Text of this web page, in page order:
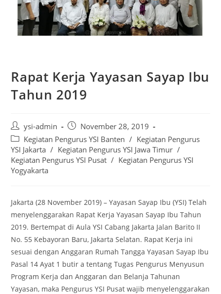
Rapat Kerja Yayasan Sayap Ibu
Tahun 2019
ysi-admin
November 28, 2019
Kegiatan Pengurus YSI Banten / Kegiatan Pengurus
YSI Jakarta / Kegiatan Pengurus YSI Jawa Timur /
Kegiatan Pengurus YSI Pusat / Kegiatan Pengurus YSI
Yogyakarta
Jakarta (28 November 2019) – Yayasan Sayap Ibu (YSI) Telah
menyelenggarakan Rapat Kerja Yayasan Sayap Ibu Tahun
2019. Bertempat di Aula YSI Cabang Jakarta Jalan Barito II
No. 55 Kebayoran Baru, Jakarta Selatan. Rapat Kerja ini
sesuai dengan Anggaran Rumah Tangga Yayasan Sayap Ibu
Pasal 14 Ayat 1 butir a tentang Tugas Pengurus Menyusun
Program Kerja dan Anggaran dan Belanja Tahunan
Yayasan, maka Pengurus YSI Pusat wajib menyelenggarakan